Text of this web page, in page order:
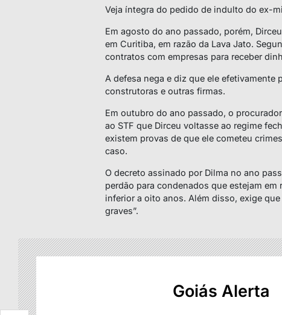
Veja íntegra do pedido de indulto do ex-
Em agosto do ano passado, porém,
em Curitiba, em razão da Lava Jato.
contratos com empresas para receber
A defesa nega e diz que ele
construtoras e outras firmas.
Em outubro do ano passado, o
ao STF que Dirceu voltasse ao regime
existem provas de que ele cometeu
caso.
O decreto assinado por Dilma no ano
perdão para condenados que estejam
inferior a oito anos. Além disso, exige
graves”.
Goiás Alerta